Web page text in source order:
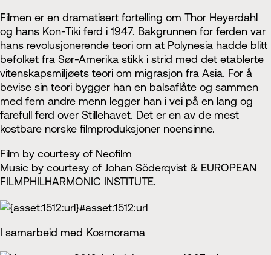
Filmen er en dramatisert fortelling om Thor Heyerdahl
og hans Kon-Tiki ferd i 1947. Bakgrunnen for ferden var
hans revolusjonerende teori om at Polynesia hadde blitt
befolket fra Sør-Amerika stikk i strid med det etablerte
vitenskapsmiljøets teori om migrasjon fra Asia. For å
bevise sin teori bygger han en balsaflåte og sammen
med fem andre menn legger han i vei på en lang og
farefull ferd over Stillehavet. Det er en av de mest
kostbare norske filmproduksjoner noensinne.
Film by courtesy of Neofilm
Music by courtesy of Johan Söderqvist & EUROPEAN
FILMPHILHARMONIC INSTITUTE.
I samarbeid med Kosmorama